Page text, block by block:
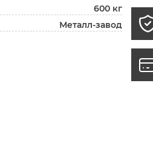
600 кг
Металл-завод